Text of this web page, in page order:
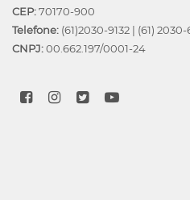
CEP:70170-900
Telefone: (61)2030-9132 | (61)
CNPJ:00.662.197/0001-24